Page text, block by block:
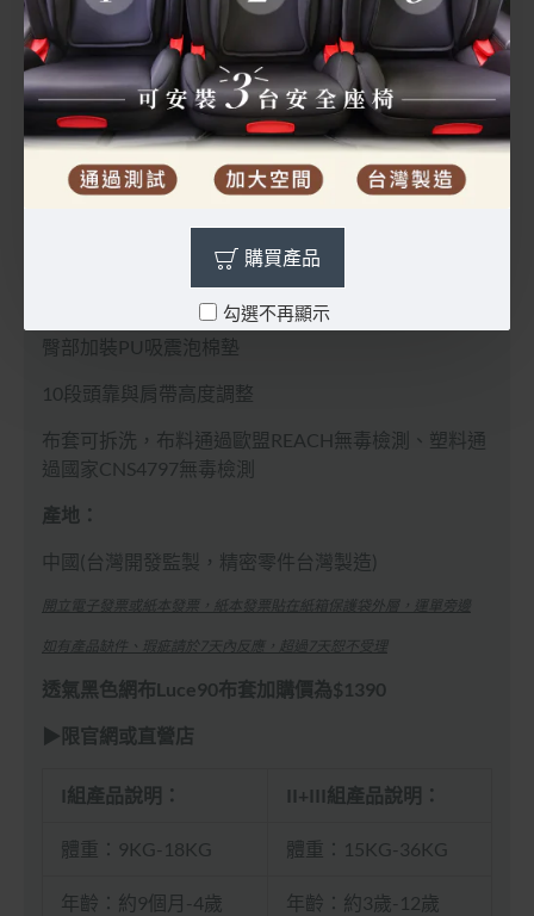
購買產品
勾選不再顯示
I組: 9-18公斤
II組: 15-25公斤
III組: 22-36公公斤
LUCE90為I+II+III組別，適用體重為9-36KG
鋼骨結構，強度加強，安全性提升
可拆卸杯架，可放置水杯、玩具真方便
臀部加裝PU吸震泡棉墊
10段頭靠與肩帶高度調整
布套可拆洗，布料通過歐盟REACH無毒檢測、塑料通
過國家CNS4797無毒檢測
產地：
中國(台灣開發監製，精密零件台灣製造)
開立電子發票或紙本發票，紙本發票貼在紙箱保護袋外層，運單旁邊
如有產品缺件、瑕疵請於7天內反應，超過7天恕不受理
透氣黑色網布Luce90布套加購價為$1390
▶限官網或直營店
I組產品說明： II+III組產品說明：
體重：9KG-18KG 體重：15KG-36KG
年齡：約9個月-4歲 年齡：約3歲-12歲